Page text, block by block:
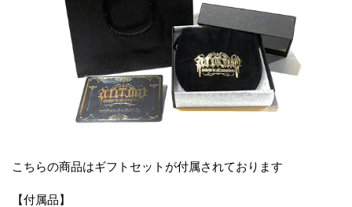
こちらの商品はギフトセットが付属されております
【付属品】